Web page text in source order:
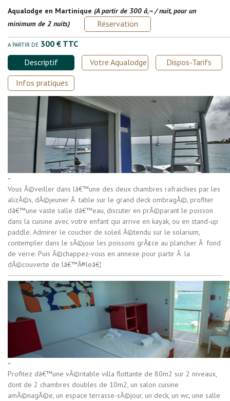
Aqualodge en Martinique (A partir de 300 â‚¬ / nuit, pour un
minimum de 2 nuits)
Réservation
A PARTIR DE 300 € TTC
Descriptif
Votre Aqualodge
Dispos-Tarifs
Infos pratiques
-
Vous Ã©veiller dans lâ€™une des deux chambres rafraichies par les
alizÃ©s, dÃ©jeuner Ã table sur le grand deck ombragÃ©, profiter
dâ€™une vaste salle dâ€™eau, discuter en prÃ©parant le poisson
dans la cuisine avec votre enfant qui arrive en kayak, ou en stand-up
paddle. Admirer le coucher de soleil Ã©tendu sur le solarium,
contempler dans le sÃ©jour les poissons grÃ¢ce au plancher Ã fond
de verre. Puis Ã©chappez-vous en annexe pour partir Ã la
dÃ©couverte de lâ€™Ã®leâ€¦
-
Profitez dâ€™une vÃ©ritable villa flottante de 80m2 sur 2 niveaux,
dont de 2 chambres doubles de 10m2, un salon cuisine
amÃ©nagÃ©e, un espace terrasse-sÃ©jour, un deck, un wc, une salle